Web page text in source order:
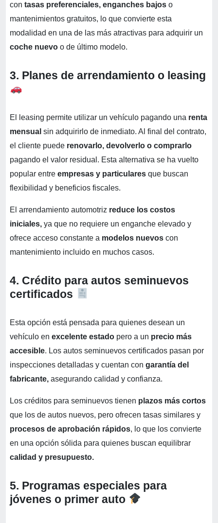
con tasas preferenciales, enganches bajos o
mantenimientos gratuitos, lo que convierte esta
modalidad en una de las más atractivas para adquirir un
coche nuevo o de último modelo.
3. Planes de arrendamiento o leasing
El leasing permite utilizar un vehículo pagando una renta
mensual sin adquirirlo de inmediato. Al final del contrato,
el cliente puede renovarlo, devolverlo o comprarlo
pagando el valor residual. Esta alternativa se ha vuelto
popular entre empresas y particulares que buscan
flexibilidad y beneficios fiscales.
El arrendamiento automotriz reduce los costos
iniciales, ya que no requiere un enganche elevado y
ofrece acceso constante a modelos nuevos con
mantenimiento incluido en muchos casos.
4. Crédito para autos seminuevos
certificados
Esta opción está pensada para quienes desean un
vehículo en excelente estado pero a un precio más
accesible. Los autos seminuevos certificados pasan por
inspecciones detalladas y cuentan con garantía del
fabricante, asegurando calidad y confianza.
Los créditos para seminuevos tienen plazos más cortos
que los de autos nuevos, pero ofrecen tasas similares y
procesos de aprobación rápidos, lo que los convierte
en una opción sólida para quienes buscan equilibrar
calidad y presupuesto.
5. Programas especiales para
jóvenes o primer auto